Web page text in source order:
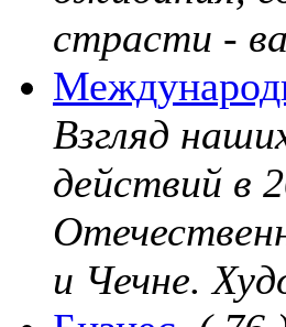
страсти -
Взгляд
действий в
и Чечне.